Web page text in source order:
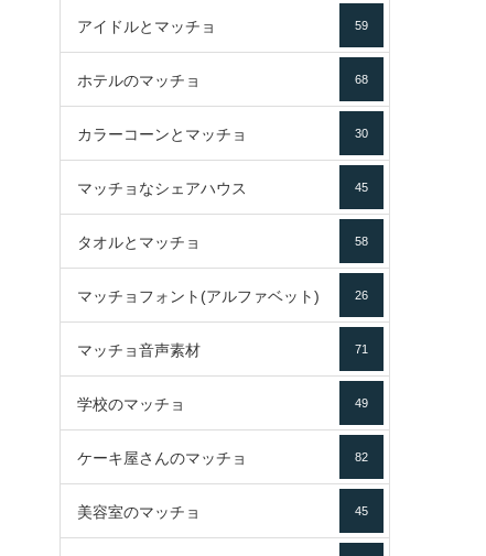
アイドルとマッチョ 59
ホテルのマッチョ 68
カラーコーンとマッチョ 30
マッチョなシェアハウス 45
タオルとマッチョ 58
マッチョフォント(アルファベット) 26
マッチョ音声素材 71
学校のマッチョ 49
ケーキ屋さんのマッチョ 82
美容室のマッチョ 45